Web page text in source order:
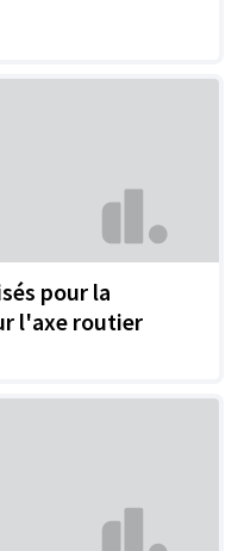
pour la
l'axe routier